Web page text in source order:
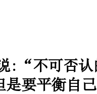
没有生存威胁的情况下,要专注于学习。”他表示,在社
会心理普遍比较浮躁的情况下,就要求研究生要拿出宽